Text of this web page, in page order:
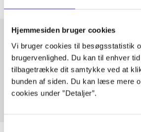
Hjemmesiden bruger cookies
Vi bruger cookies til besøgsstatistik
brugervenlighed. Du kan til enhver
tilbagetrække dit samtykke ved at
bunden af siden. Du kan læse mere
cookies under ”Detaljer”.
Artikler med samme emner
Fra